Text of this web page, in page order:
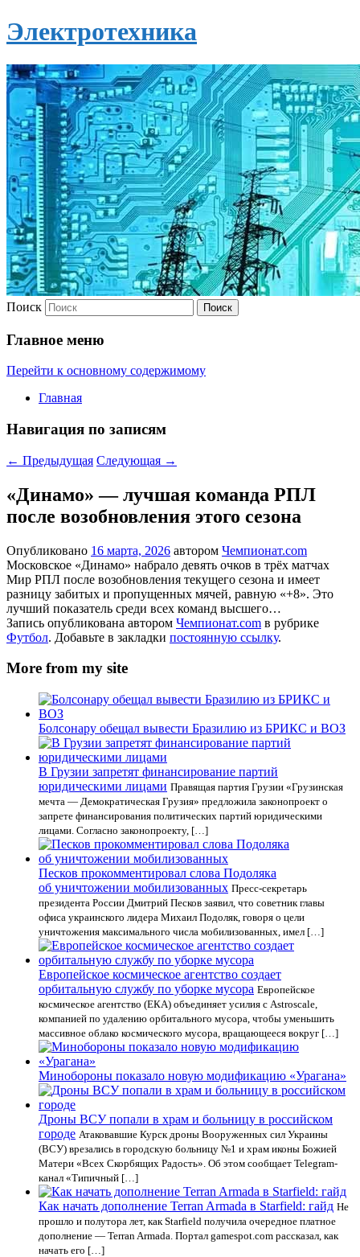
Электротехника
Поиск
Главное меню
Перейти к основному содержимому
Главная
Навигация по записям
← Предыдущая Следующая →
«Динамо» — лучшая команда РПЛ
после возобновления этого сезона
Опубликовано 16 марта, 2026 автором Чемпионат.com
Московское «Динамо» набрало девять очков в трёх матчах
Мир РПЛ после возобновления текущего сезона и имеет
разницу забитых и пропущенных мячей, равную «+8». Это
лучший показатель среди всех команд высшего…
Запись опубликована автором Чемпионат.com в рубрике
Футбол. Добавьте в закладки постоянную ссылку.
More from my site
Болсонару обещал вывести Бразилию из БРИКС и ВОЗ
В Грузии запретят финансирование партий
юридическими лицами Правящая партия Грузии «Грузинская
мечта — Демократическая Грузия» предложила законопроект о
запрете финансирования политических партий юридическими
лицами. Согласно законопроекту, […]
Песков прокомментировал слова Подоляка
об уничтожении мобилизованных Пресс-секретарь
президента России Дмитрий Песков заявил, что советник главы
офиса украинского лидера Михаил Подоляк, говоря о цели
уничтожения максимального числа мобилизованных, имел […]
Европейское космическое агентство создает
орбитальную службу по уборке мусора Европейское
космическое агентство (ЕКА) объединяет усилия с Astroscale,
компанией по удалению орбитального мусора, чтобы уменьшить
массивное облако космического мусора, вращающееся вокруг […]
Минобороны показало новую модификацию «Урагана»
Дроны ВСУ попали в храм и больницу в российском
городе Атаковавшие Курск дроны Вооруженных сил Украины
(ВСУ) врезались в городскую больницу №1 и храм иконы Божией
Матери «Всех Скорбящих Радость». Об этом сообщает Telegram-
канал «Типичный […]
Как начать дополнение Terran Armada в Starfield: гайд Не
прошло и полутора лет, как Starfield получила очередное платное
дополнение — Terran Armada. Портал gamespot.com рассказал, как
начать его […]